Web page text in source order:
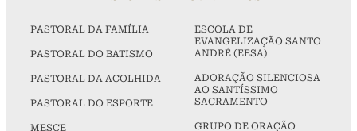
PASTORAL DA FAMÍLIA
PASTORAL DO BATISMO
PASTORAL DA ACOLHIDA
PASTORAL DO ESPORTE
MESCE
ESCOLA DE
EVANGELIZAÇÃO SANTO
ANDRÉ (EESA)
ADORAÇÃO SILENCIOSA
AO SANTÍSSIMO
SACRAMENTO
GRUPO DE ORAÇÃO